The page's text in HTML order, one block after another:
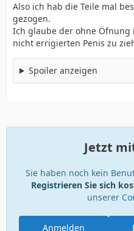
Also ich hab die Teile mal
gezogen.
Ich glaube der ohne
nicht errigierten Penis zu
Spoiler anzeigen
Jetzt
Sie haben noch kein
Registrieren Sie sich
unserer
Anmelden